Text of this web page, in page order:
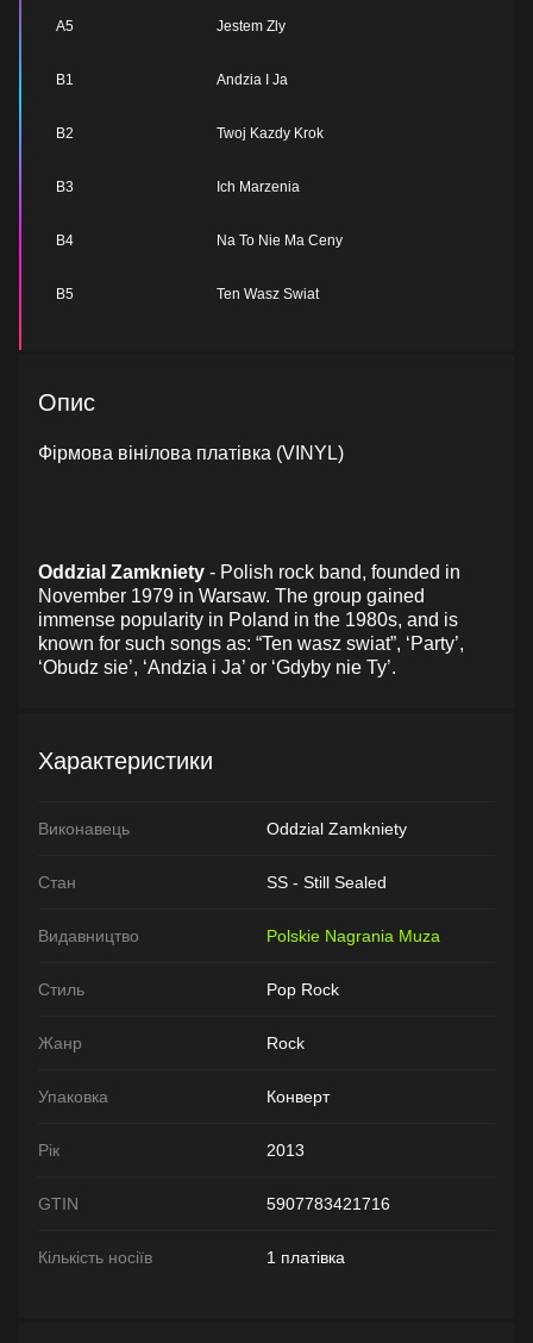
A5 Jestem Zly
B1 Andzia I Ja
B2 Twoj Kazdy Krok
B3 Ich Marzenia
B4 Na To Nie Ma Ceny
B5 Ten Wasz Swiat
Опис
Фірмова вінілова платівка (VINYL)
Oddzial Zamkniety - Polish rock band, founded in
November 1979 in Warsaw. The group gained
immense popularity in Poland in the 1980s, and is
known for such songs as: “Ten wasz swiat”, ‘Party’,
‘Obudz sie’, ‘Andzia i Ja’ or ‘Gdyby nie Ty’.
Характеристики
Виконавець Oddzial Zamkniety
Стан SS - Still Sealed
Видавництво Polskie Nagrania Muza
Стиль Pop Rock
Жанр Rock
Упаковка Конверт
Рік 2013
GTIN 5907783421716
Кількість носіїв 1 платівка